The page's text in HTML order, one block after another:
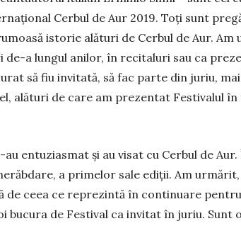
Cerbul de Aur 2019. Toţi sunt
istorie alături de Cerbul de Aur. Am
de-a lun­gul anilor, în reci­ta­luri sau ca
să fiu invi­tată, să fac par­te din juriu, mai
ală­turi de care am prezen­tat Festivalul în
en­tuziasmat şi au visat cu Cer­bul de
a pri­melor sale ediţii. Am
de ceea ce repre­zin­tă în continuare
bucura de Festival ca invitat în juriu. Sunt